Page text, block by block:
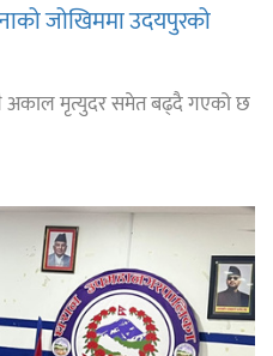
जोखिममा उदयपुरको
अकाल मृत्युदर समेत बढ्दै गएको छ